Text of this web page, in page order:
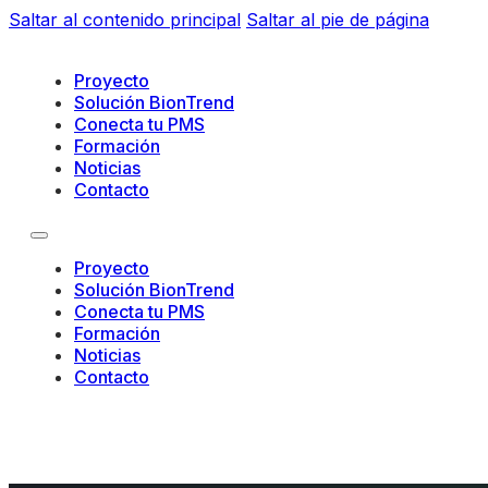
Saltar al contenido principal Saltar al pie de página
Proyecto
Solución BionTrend
Conecta tu PMS
Formación
Noticias
Contacto
Proyecto
Solución BionTrend
Conecta tu PMS
Formación
Noticias
Contacto